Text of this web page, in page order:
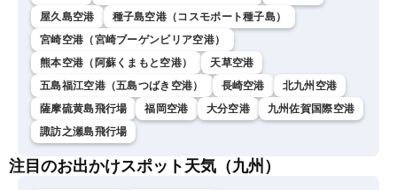
屋久島空港
種子島空港（コスモポート種子島）
宮崎空港（宮崎ブーゲンビリア空港）
熊本空港（阿蘇くまもと空港）
天草空港
五島福江空港（五島つばき空港）
長崎空港
北九州空港
薩摩硫黄島飛行場
福岡空港 大分空港
九州佐賀国際空港
諏訪之瀬島飛行場
注目のお出かけスポット天気（九州）